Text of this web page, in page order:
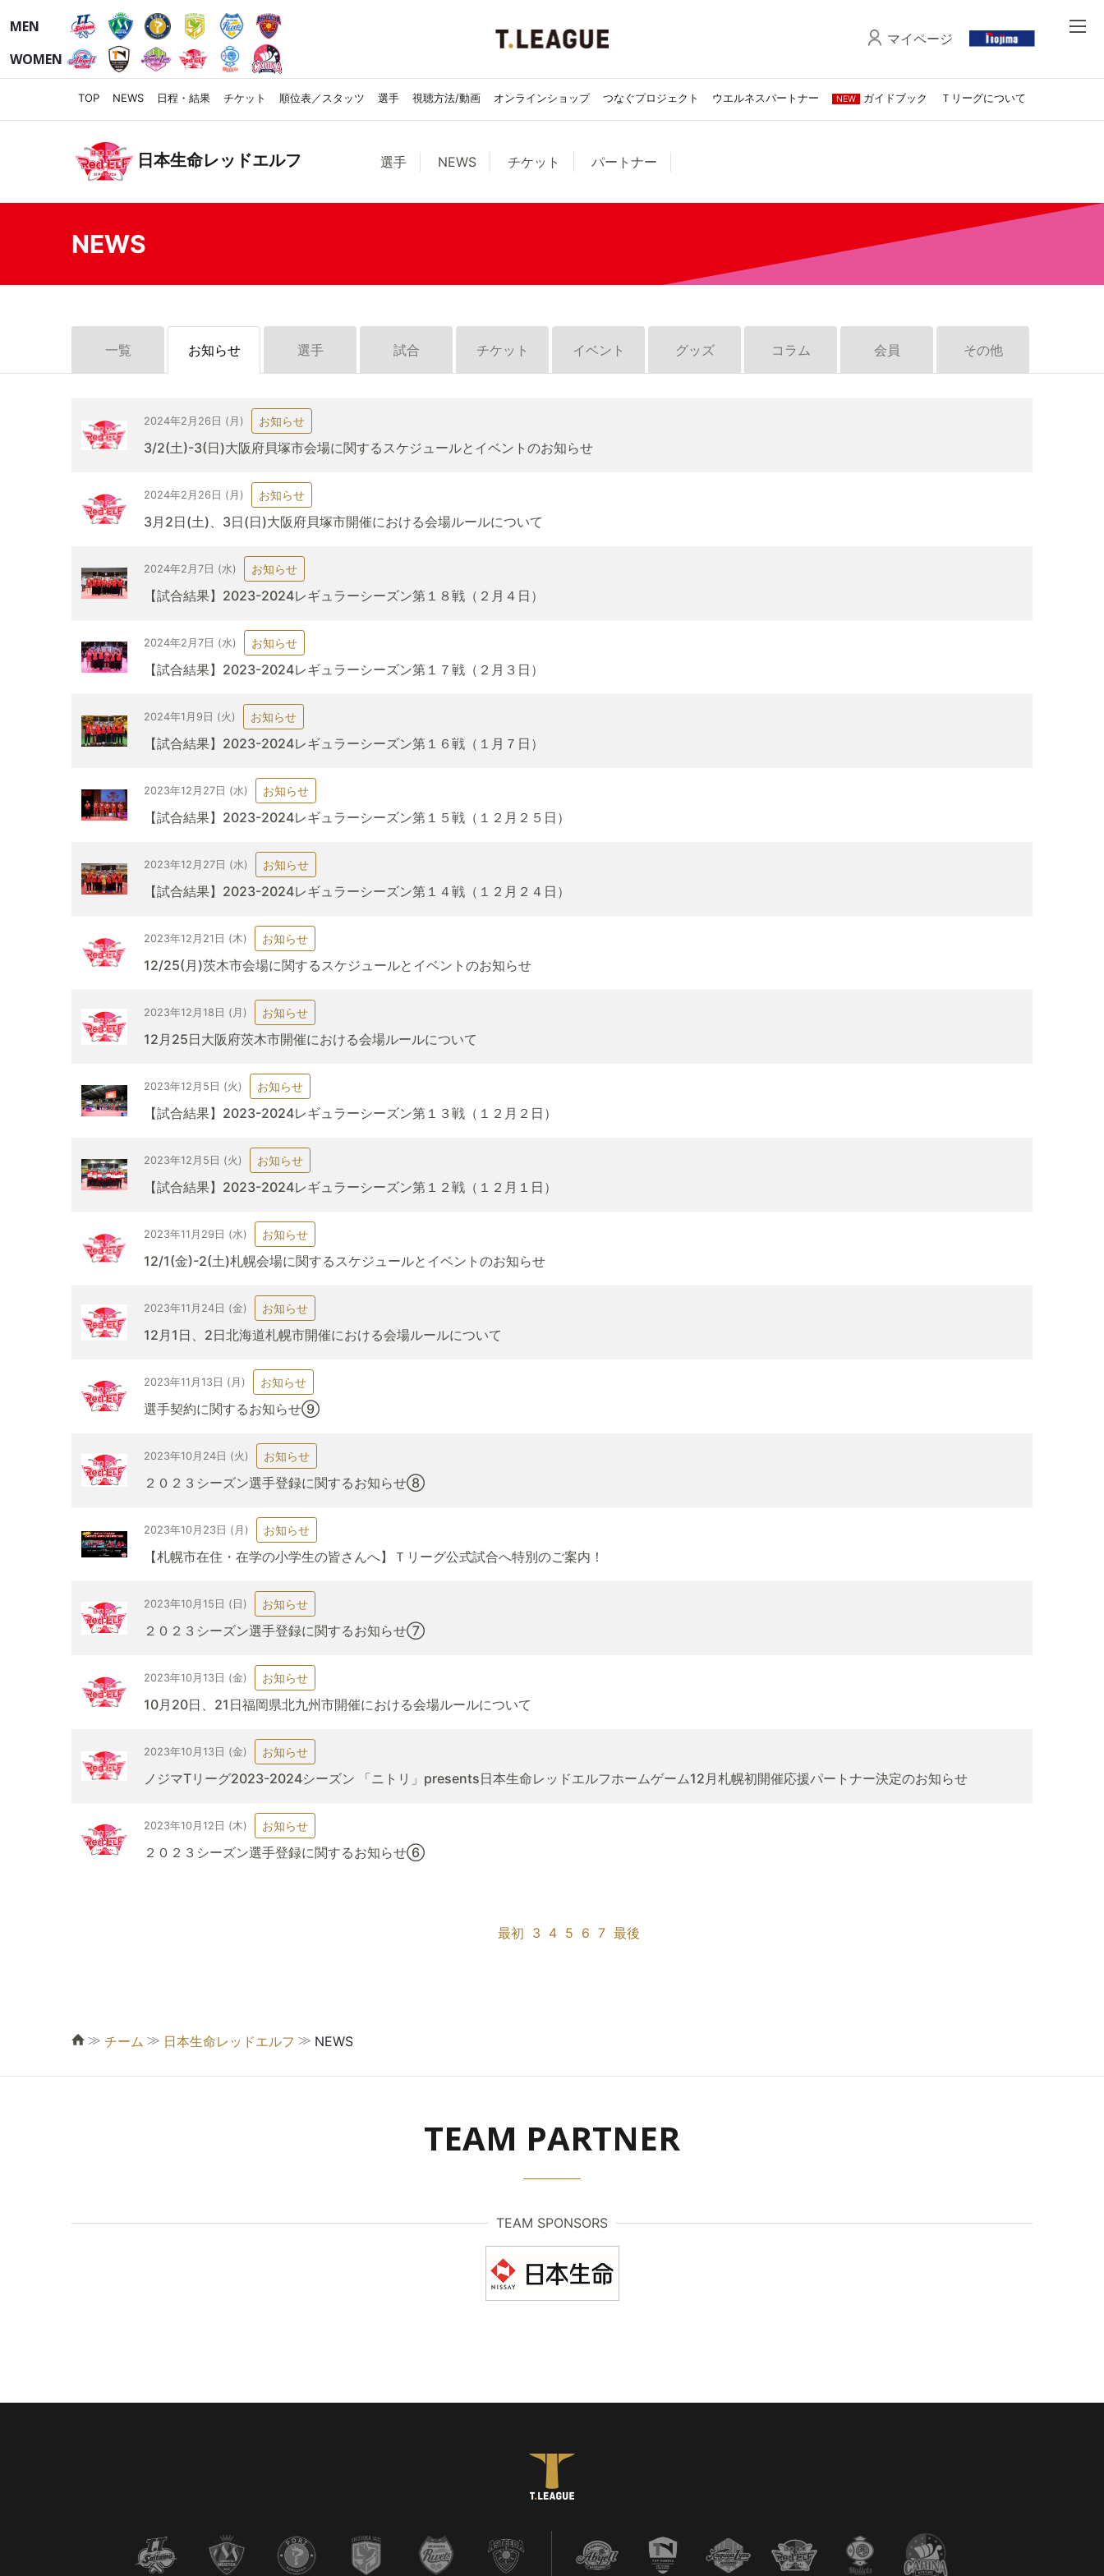
MEN
WOMEN
マイページ
TOP NEWS 日程・結果 チケット 順位表／スタッツ 選手 視聴方法/動画 オンラインショップ つなぐプロジェクト ウエルネスパートナー NEW ガイドブック Ｔリーグについて
日本生命レッドエルフ 選手 NEWS チケット パートナー
NEWS
一覧 お知らせ 選手 試合 チケット イベント グッズ コラム 会員 その他
2024年2月26日 (月) お知らせ
3/2(土)-3(日)大阪府貝塚市会場に関するスケジュールとイベントのお知らせ
2024年2月26日 (月) お知らせ
3月2日(土)、3日(日)大阪府貝塚市開催における会場ルールについて
2024年2月7日 (水) お知らせ
【試合結果】2023-2024レギュラーシーズン第１８戦（２月４日）
2024年2月7日 (水) お知らせ
【試合結果】2023-2024レギュラーシーズン第１７戦（２月３日）
2024年1月9日 (火) お知らせ
【試合結果】2023-2024レギュラーシーズン第１６戦（１月７日）
2023年12月27日 (水) お知らせ
【試合結果】2023-2024レギュラーシーズン第１５戦（１２月２５日）
2023年12月27日 (水) お知らせ
【試合結果】2023-2024レギュラーシーズン第１４戦（１２月２４日）
2023年12月21日 (木) お知らせ
12/25(月)茨木市会場に関するスケジュールとイベントのお知らせ
2023年12月18日 (月) お知らせ
12月25日大阪府茨木市開催における会場ルールについて
2023年12月5日 (火) お知らせ
【試合結果】2023-2024レギュラーシーズン第１３戦（１２月２日）
2023年12月5日 (火) お知らせ
【試合結果】2023-2024レギュラーシーズン第１２戦（１２月１日）
2023年11月29日 (水) お知らせ
12/1(金)-2(土)札幌会場に関するスケジュールとイベントのお知らせ
2023年11月24日 (金) お知らせ
12月1日、2日北海道札幌市開催における会場ルールについて
2023年11月13日 (月) お知らせ
選手契約に関するお知らせ⑨
2023年10月24日 (火) お知らせ
２０２３シーズン選手登録に関するお知らせ⑧
2023年10月23日 (月) お知らせ
【札幌市在住・在学の小学生の皆さんへ】Ｔリーグ公式試合へ特別のご案内！
2023年10月15日 (日) お知らせ
２０２３シーズン選手登録に関するお知らせ⑦
2023年10月13日 (金) お知らせ
10月20日、21日福岡県北九州市開催における会場ルールについて
2023年10月13日 (金) お知らせ
ノジマTリーグ2023-2024シーズン 「ニトリ」presents日本生命レッドエルフホームゲーム12月札幌初開催応援パートナー決定のお知らせ
2023年10月12日 (木) お知らせ
２０２３シーズン選手登録に関するお知らせ⑥
最初 3 4 5 6 7 最後
≫ チーム ≫ 日本生命レッドエルフ ≫ NEWS
TEAM PARTNER
TEAM SPONSORS